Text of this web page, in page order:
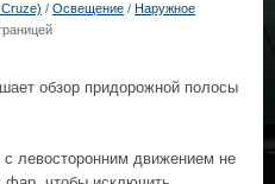
/ Освещение / Наружное
обзор придорожной полосы
левосторонним движением не